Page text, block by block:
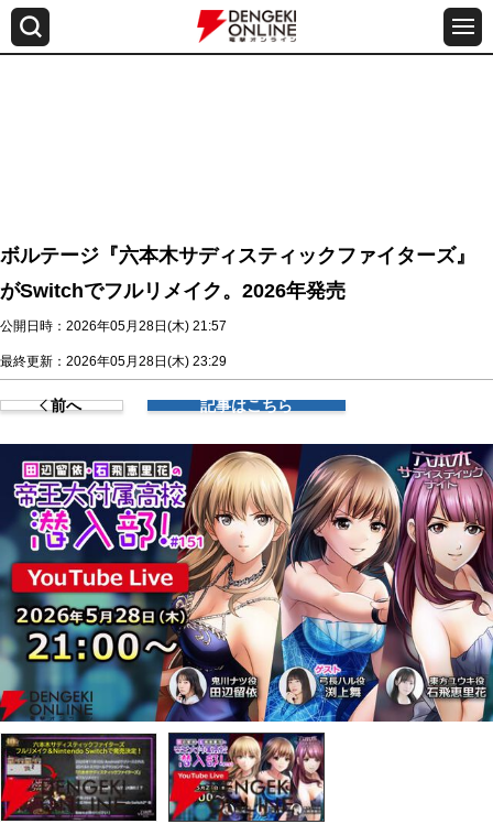
ボルテージ『六本木サディスティックファイターズ』
がSwitchでフルリメイク。2026年発売
公開日時：2026年05月28日(木) 21:57
最終更新：2026年05月28日(木) 23:29
前へ 記事はこちら